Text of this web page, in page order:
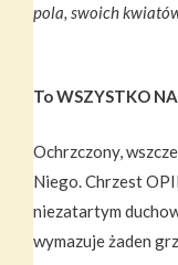
pola, swoich
To WSZYSTKO
Ochrzczony,
Niego. Chrzest
niezatartym
wymazuje żaden